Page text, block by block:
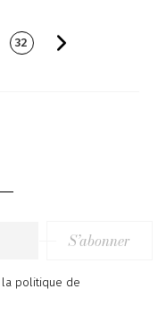
32
S’abonner
la politique de